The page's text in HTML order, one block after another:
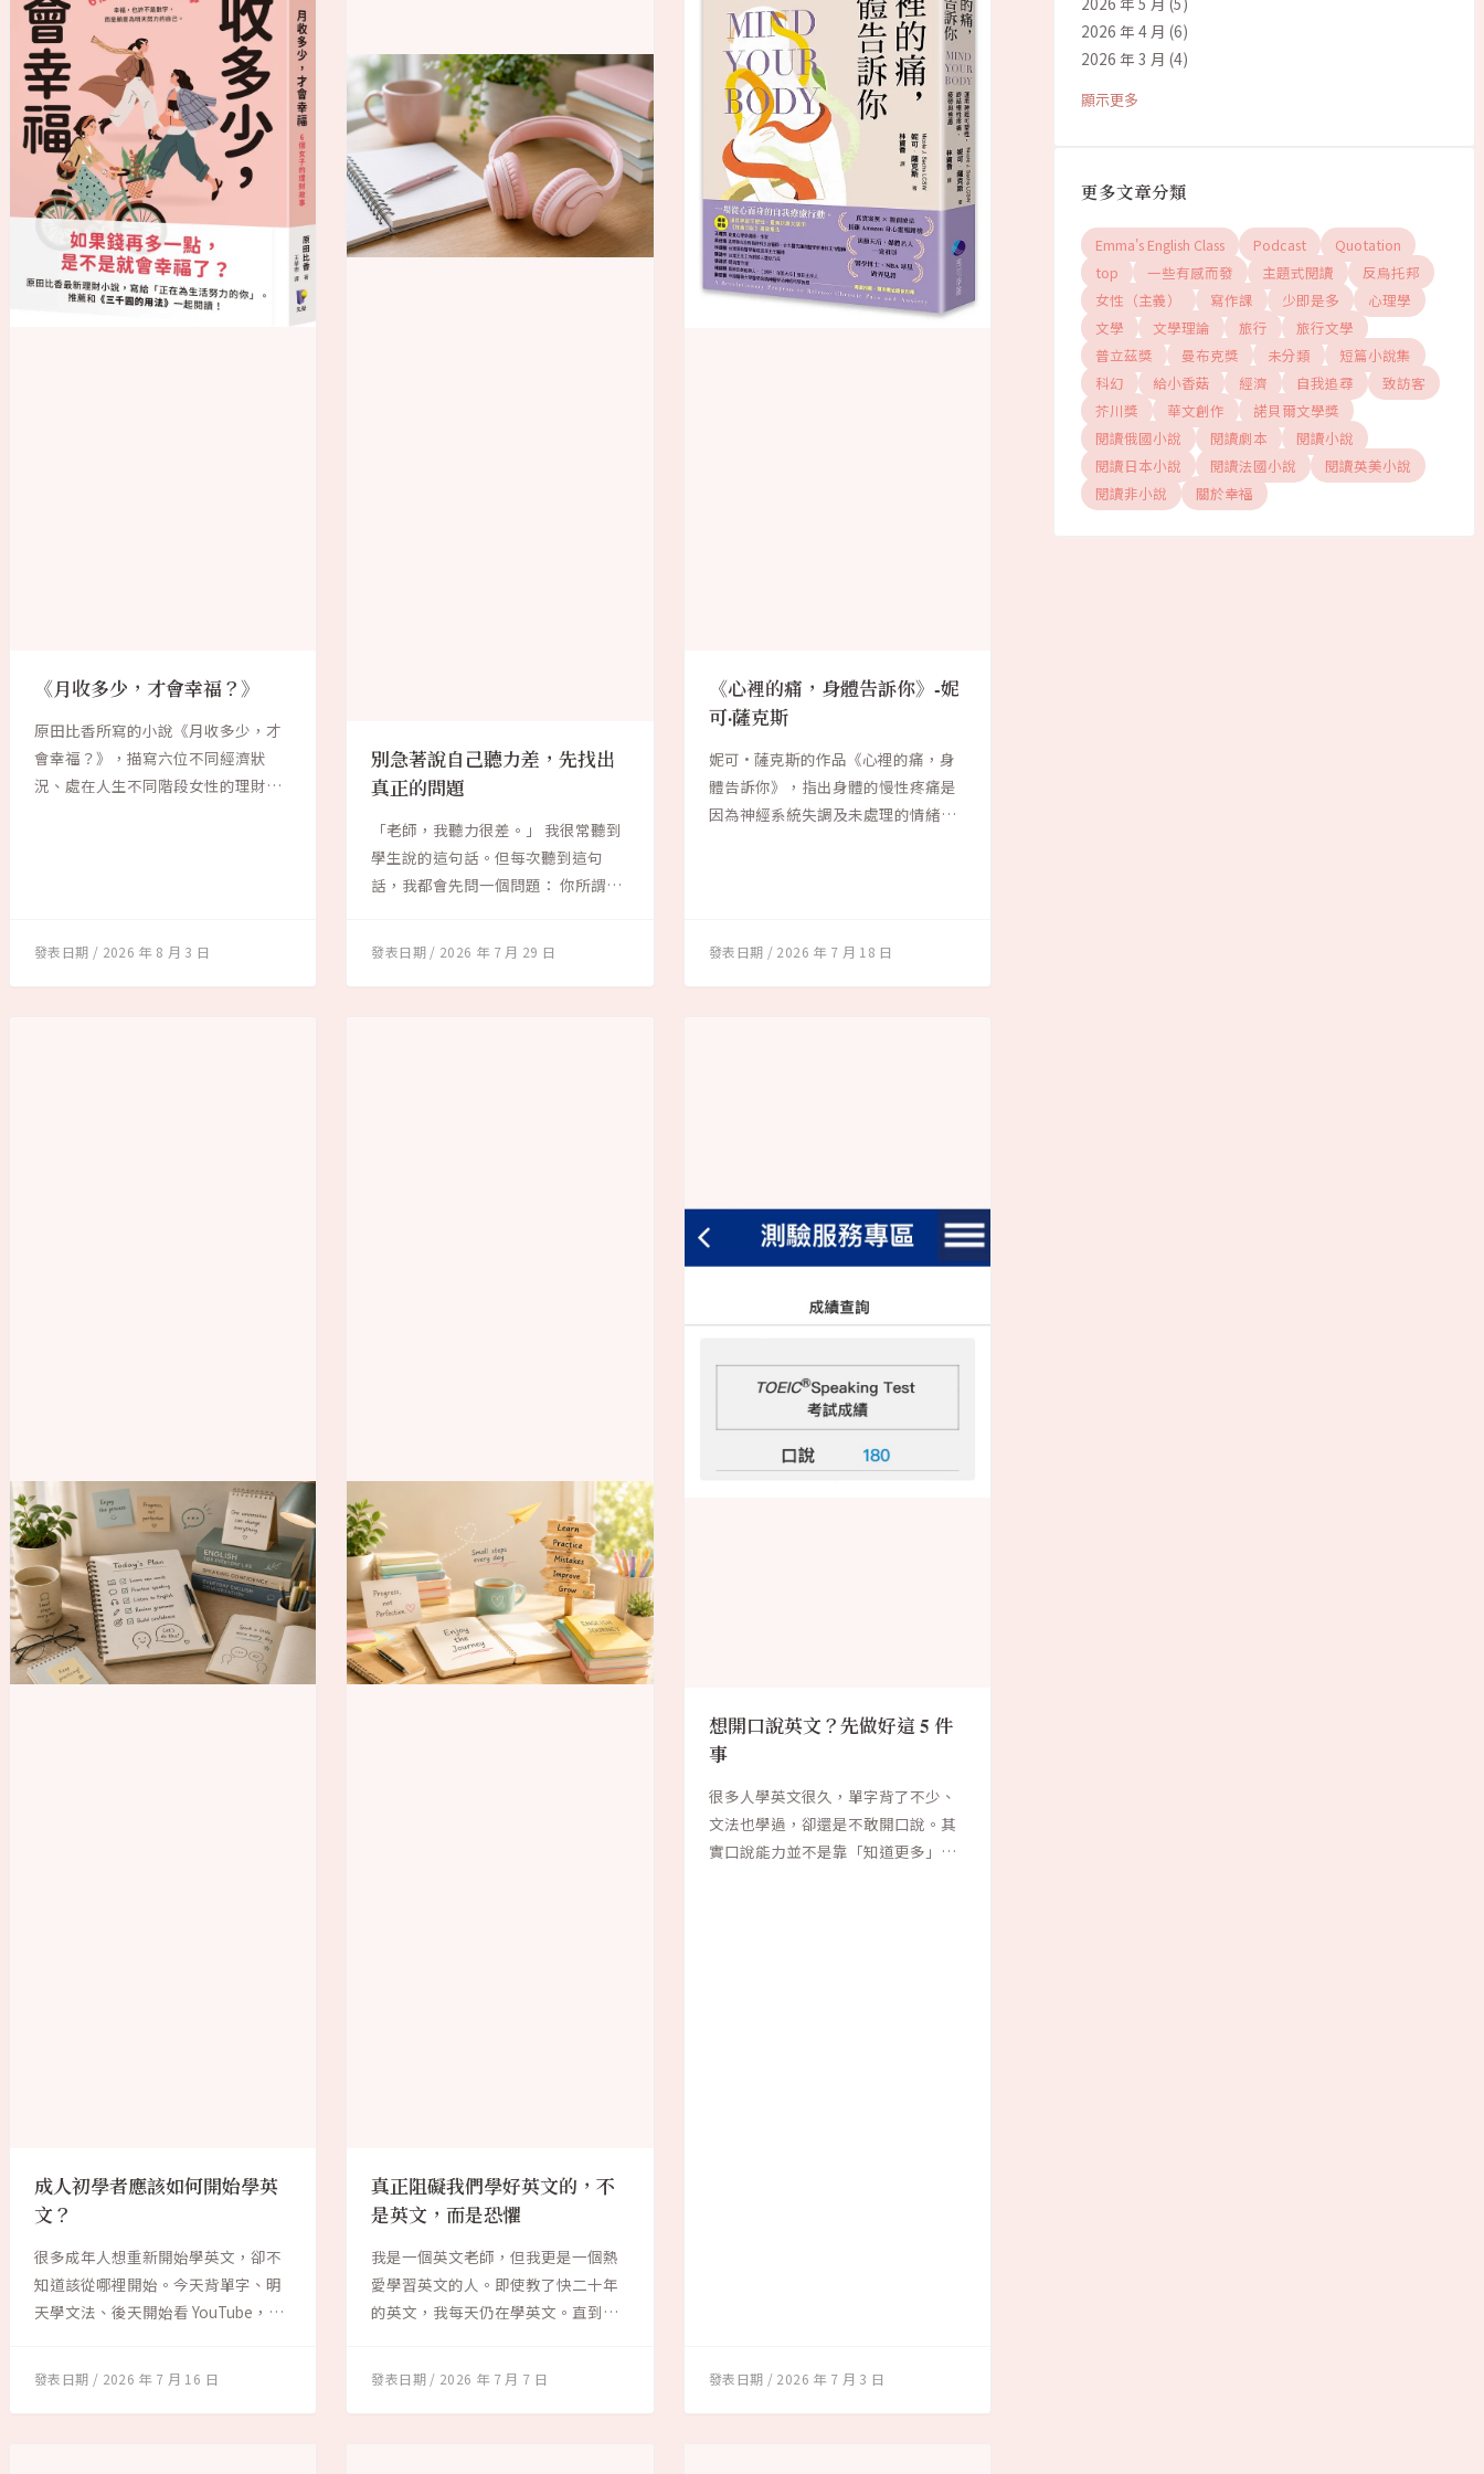
《月收多少，才會幸福？》
原田比香所寫的小說《月收多少，才
會幸福？》，描寫六位不同經濟狀
況、處在人生不同階段女性的理財故
2026 年 8 月 3 日
別急著說自己聽力差，先找出
真正的問題
「老師，我聽力很差。」 我很常聽到
學生說的這句話。但每次聽到這句
話，我都會先問一個問題： 你所謂的
2026 年 7 月 29 日
《心裡的痛，身體告訴你》-妮
可·薩克斯
妮可·薩克斯的作品《心裡的痛，身
體告訴你》，指出身體的慢性疼痛是
因為神經系統失調及未處理的情緒而
2026 年 7 月 18 日
成人初學者應該如何開始學英
文？
很多成年人想重新開始學英文，卻不
知道該從哪裡開始。今天背單字、明
天學文法、後天開始看 YouTube，學
2026 年 7 月 16 日
真正阻礙我們學好英文的，不
是英文，而是恐懼
我是一個英文老師，但我更是一個熱
愛學習英文的人。即使教了快二十年
的英文，我每天仍在學英文。直到今
2026 年 7 月 7 日
想開口說英文？先做好這 5 件
事
很多人學英文很久，單字背了不少、
文法也學過，卻還是不敢開口說。其
實口說能力並不是靠「知道更多」就
2026 年 7 月 3 日
2026 年 4 月 (6)
2026 年 3 月 (4)
顯示更多
更多文章分類
Emma's English Class Podcast
Quotation
top
一些有感而發 主題式閱讀
反烏托邦
女性（主義）
寫作課 少即是多
心理學
文學
文學理論 旅行
旅行文學
普立茲獎
曼布克獎 未分類
短篇小說集
科幻
給小香菇 經濟 自我追尋
致訪客
芥川獎
華文創作
諾貝爾文學獎
閱讀俄國小說
閱讀劇本
閱讀小說
閱讀日本小說
閱讀法國小說
閱讀英美小說
閱讀非小說
關於幸福